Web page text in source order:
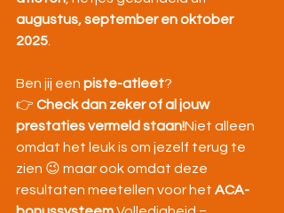
augustus, september en oktober
2025
Ben jij een piste-atleet?
👉 Check dan zeker of al jouw
prestaties vermeld staan!Niet alleen
omdat het leuk is om jezelf terug te
zien 😉 maar ook omdat deze
resultaten meetellen voor het ACA-